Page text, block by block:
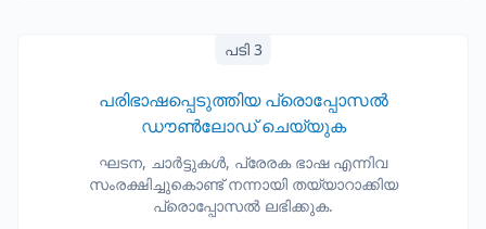
പടി 3
പരിഭാഷപ്പെടുത്തിയ പ്രൊപ്പോസൽ
ഡൗൺലോഡ് ചെയ്യുക
ഘടന, ചാർട്ടുകൾ, പ്രേരക ഭാഷ എന്നിവ
സംരക്ഷിച്ചുകൊണ്ട് നന്നായി തയ്യാറാക്കിയ
പ്രൊപ്പോസൽ ലഭിക്കുക.